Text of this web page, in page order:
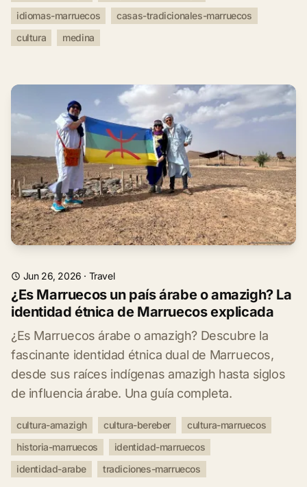
idiomas-marruecos
casas-tradicionales-marruecos
cultura
medina
Jun 26, 2026 · Travel
¿Es Marruecos un país árabe o amazigh? La
identidad étnica de Marruecos explicada
¿Es Marruecos árabe o amazigh? Descubre la
fascinante identidad étnica dual de Marruecos,
desde sus raíces indígenas amazigh hasta siglos
de influencia árabe. Una guía completa.
cultura-amazigh cultura-bereber
cultura-marruecos
historia-marruecos
identidad-marruecos
identidad-arabe
tradiciones-marruecos